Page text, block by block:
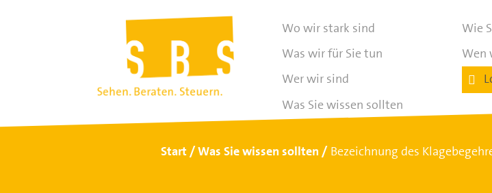
Wo wir stark sind
Was wir für Sie tun
Wer wir sind
Was Sie wissen sollten
Wie
Wen
Start Was Sie wissen sollten Bezeichnung des